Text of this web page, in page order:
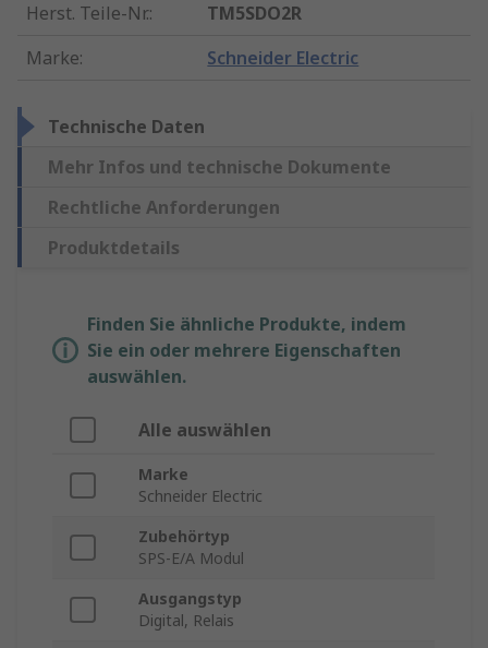
Herst. Teile-Nr.:
TM5SDO2R
Marke: Schneider Electric
Technische Daten
Mehr Infos und technische Dokumente
Rechtliche Anforderungen
Produktdetails
Finden Sie ähnliche Produkte, indem
Sie ein oder mehrere Eigenschaften
auswählen.
Alle auswählen
Marke
Schneider Electric
Zubehörtyp
SPS-E/A Modul
Ausgangstyp
Digital, Relais